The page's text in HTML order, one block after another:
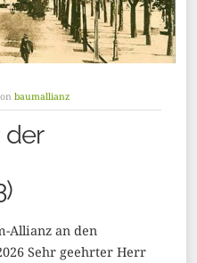
baumallianz
Allianz an den
Sehr geehrter Herr